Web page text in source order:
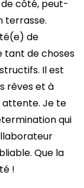
de côté, peut-
terrasse.
de
tant de choses
Il est
rêves et à
attente. Je te
qui
Que la
!